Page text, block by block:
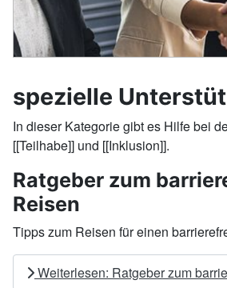
spezielle
In dieser Kategorie gibt es Hilfe bei
[[Teilhabe]] und [[Inklusion]].
Ratgeber zum
Reisen
Tipps zum Reisen für einen
Weiterlesen: Ratgeber zum